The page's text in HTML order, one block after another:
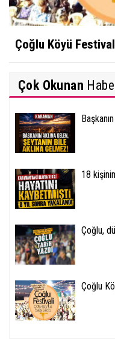
Çoğlu Köyü
Çok Okunan
18
Çoğlu,
Çoğlu